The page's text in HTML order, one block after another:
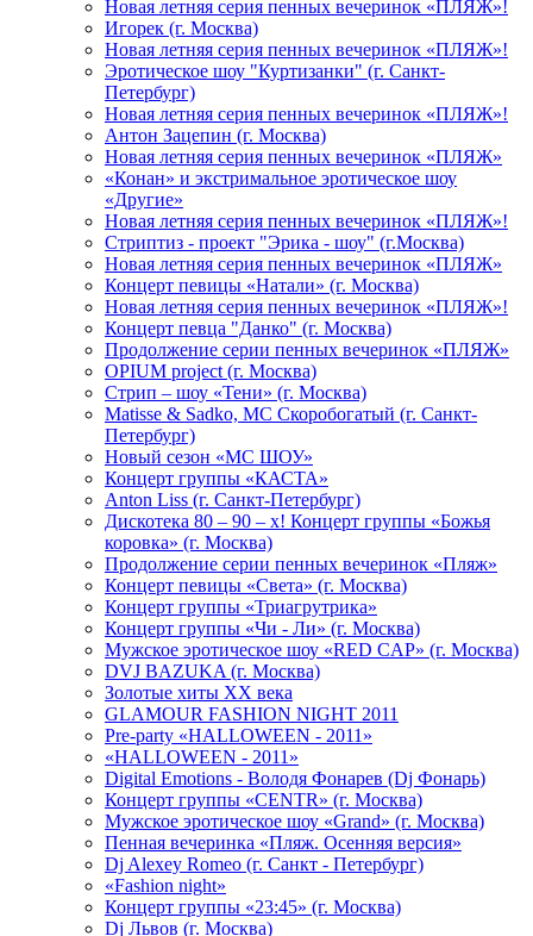
Новая летняя серия пенных вечеринок «ПЛЯЖ»!
Игорек (г. Москва)
Новая летняя серия пенных вечеринок «ПЛЯЖ»!
Эротическое шоу "Куртизанки" (г. Санкт-
Петербург)
Новая летняя серия пенных вечеринок «ПЛЯЖ»!
Антон Зацепин (г. Москва)
Новая летняя серия пенных вечеринок «ПЛЯЖ»
«Конан» и экстримальное эротическое шоу
«Другие»
Новая летняя серия пенных вечеринок «ПЛЯЖ»!
Стриптиз - проект "Эрика - шоу" (г.Москва)
Новая летняя серия пенных вечеринок «ПЛЯЖ»
Концерт певицы «Натали» (г. Москва)
Новая летняя серия пенных вечеринок «ПЛЯЖ»!
Концерт певца "Данко" (г. Москва)
Продолжение серии пенных вечеринок «ПЛЯЖ»
OPIUM project (г. Москва)
Стрип – шоу «Тени» (г. Москва)
Matissе & Sadko, MC Скоробогатый (г. Санкт-
Петербург)
Новый сезон «МС ШОУ»
Концерт группы «КАСТА»
Anton Liss (г. Санкт-Петербург)
Дискотека 80 – 90 – х! Концерт группы «Божья
коровка» (г. Москва)
Продолжение серии пенных вечеринок «Пляж»
Концерт певицы «Света» (г. Москва)
Концерт группы «Триагрутрика»
Концерт группы «Чи - Ли» (г. Москва)
Мужское эротическое шоу «RED CAP» (г. Москва)
DVJ BAZUKA (г. Москва)
Золотые хиты XX века
GLAMOUR FASHION NIGHT 2011
Pre-party «HALLOWEEN - 2011»
«HALLOWEEN - 2011»
Digital Emotions - Володя Фонарев (Dj Фонарь)
Концерт группы «CENTR» (г. Москва)
Мужское эротическое шоу «Grand» (г. Москва)
Пенная вечеринка «Пляж. Осенняя версия»
Dj Alexey Romeo (г. Санкт - Петербург)
«Fashion night»
Концерт группы «23:45» (г. Москва)
Dj Львов (г. Москва)